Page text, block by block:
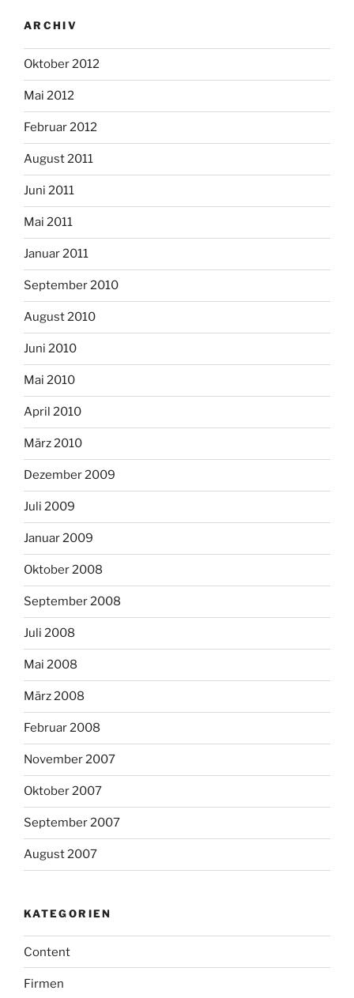
ARCHIV
Oktober 2012
Mai 2012
Februar 2012
August 2011
Juni 2011
Mai 2011
Januar 2011
September 2010
August 2010
Juni 2010
Mai 2010
April 2010
März 2010
Dezember 2009
Juli 2009
Januar 2009
Oktober 2008
September 2008
Juli 2008
Mai 2008
März 2008
Februar 2008
November 2007
Oktober 2007
September 2007
August 2007
KATEGORIEN
Content
Firmen